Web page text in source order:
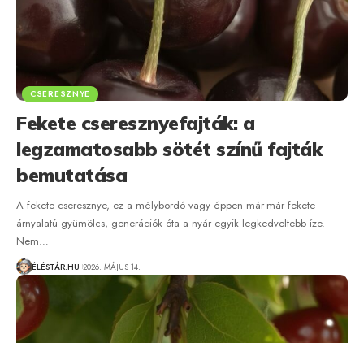
CSERESZNYE
Fekete cseresznyefajták: a
legzamatosabb sötét színű fajták
bemutatása
A fekete cseresznye, ez a mélybordó vagy éppen már-már fekete
árnyalatú gyümölcs, generációk óta a nyár egyik legkedveltebb íze.
Nem…
ÉLÉSTÁR.HU 2026. MÁJUS 14.